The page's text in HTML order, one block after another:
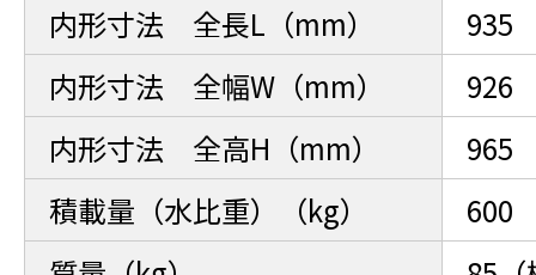
内形寸法 全長L（mm）
935
内形寸法 全幅W（mm）
926
内形寸法 全高H（mm）
965
積載量（水比重）（kg）
600